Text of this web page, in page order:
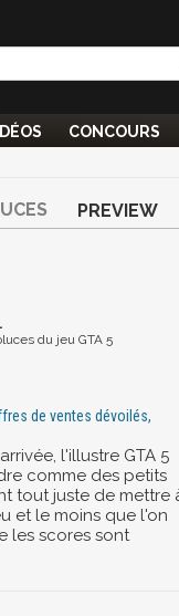
CONCOURS
PREVIEW
du jeu GTA 5
de ventes dévoilés,
l'illustre GTA 5
comme des petits
tout juste de mettre
et le moins que l'on
les scores sont